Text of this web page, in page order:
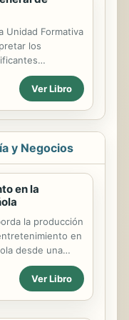
Unidad Formativa
los
derivados de
y relevante
los registros
se analizarán las
aplicando
de partoda
los
y de bienes
la normativa
Ver Libro
y Negocios
en la
la producción
en
desde una
primer lugar,
un repaso
medio siglo a
Ver Libro